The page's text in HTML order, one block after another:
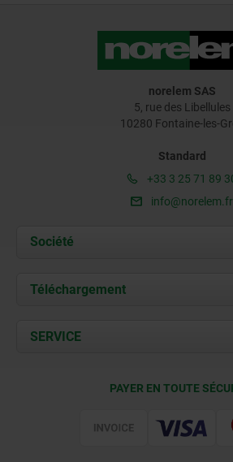
norelem SAS
5, rue des Libellules
10280 Fontaine-les-
Standard
+33 3 25 71 89
info@norelem.fr
Société
À propos de nous
Contact
Téléchargement
Documents
SERVICE
PAYER EN TOUTE